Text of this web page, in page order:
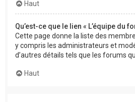
Haut
Qu’est-ce que le lien « L’équipe du
Cette page donne la liste des
y compris les administrateurs et
d’autres détails tels que les forums
Haut